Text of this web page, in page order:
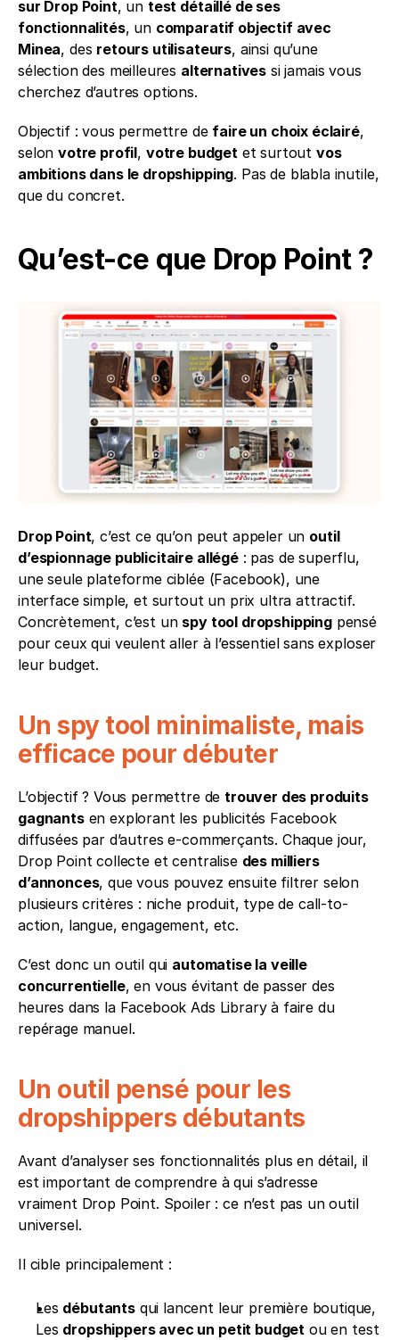
sur Drop Point, un test détaillé de ses
fonctionnalités, un comparatif objectif avec
Minea, des retours utilisateurs, ainsi qu’une
sélection des meilleures alternatives si jamais vous
cherchez d’autres options.
Objectif : vous permettre de faire un choix éclairé,
selon votre profil, votre budget et surtout vos
ambitions dans le dropshipping. Pas de blabla inutile,
que du concret.
Qu’est-ce que Drop Point ?
Drop Point, c’est ce qu’on peut appeler un outil
d’espionnage publicitaire allégé : pas de superflu,
une seule plateforme ciblée (Facebook), une
interface simple, et surtout un prix ultra attractif.
Concrètement, c’est un spy tool dropshipping pensé
pour ceux qui veulent aller à l’essentiel sans exploser
leur budget.
Un spy tool minimaliste, mais
efficace pour débuter
L’objectif ? Vous permettre de trouver des produits
gagnants en explorant les publicités Facebook
diffusées par d’autres e-commerçants. Chaque jour,
Drop Point collecte et centralise des milliers
d’annonces, que vous pouvez ensuite filtrer selon
plusieurs critères : niche produit, type de call-to-
action, langue, engagement, etc.
C’est donc un outil qui automatise la veille
concurrentielle, en vous évitant de passer des
heures dans la Facebook Ads Library à faire du
repérage manuel.
Un outil pensé pour les
dropshippers débutants
Avant d’analyser ses fonctionnalités plus en détail, il
est important de comprendre à qui s’adresse
vraiment Drop Point. Spoiler : ce n’est pas un outil
universel.
Il cible principalement :
Les débutants qui lancent leur première boutique,
Les dropshippers avec un petit budget ou en test